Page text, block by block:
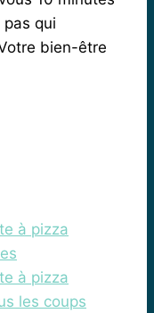
qui
bien-être
à pizza
à pizza
les coups